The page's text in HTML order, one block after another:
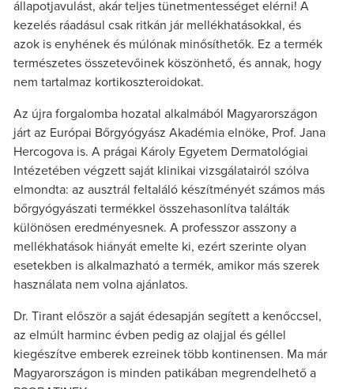
állapotjavulást, akár teljes tünetmentességet elérni! A
kezelés ráadásul csak ritkán jár mellékhatásokkal, és
azok is enyhének és múlónak minősíthetők. Ez a termék
természetes összetevőinek köszönhető, és annak, hogy
nem tartalmaz kortikoszteroidokat.
Az újra forgalomba hozatal alkalmából Magyarországon
járt az Európai Bőrgyógyász Akadémia elnöke, Prof. Jana
Hercogova is. A prágai Károly Egyetem Dermatológiai
Intézetében végzett saját klinikai vizsgálatairól szólva
elmondta: az ausztrál feltaláló készítményét számos más
bőrgyógyászati termékkel összehasonlítva találták
különösen eredményesnek. A professzor asszony a
mellékhatások hiányát emelte ki, ezért szerinte olyan
esetekben is alkalmazható a termék, amikor más szerek
használata nem volna ajánlatos.
Dr. Tirant először a saját édesapján segített a kenőccsel,
az elmúlt harminc évben pedig az olajjal és géllel
kiegészítve emberek ezreinek több kontinensen. Ma már
Magyarországon is minden patikában megrendelhető a